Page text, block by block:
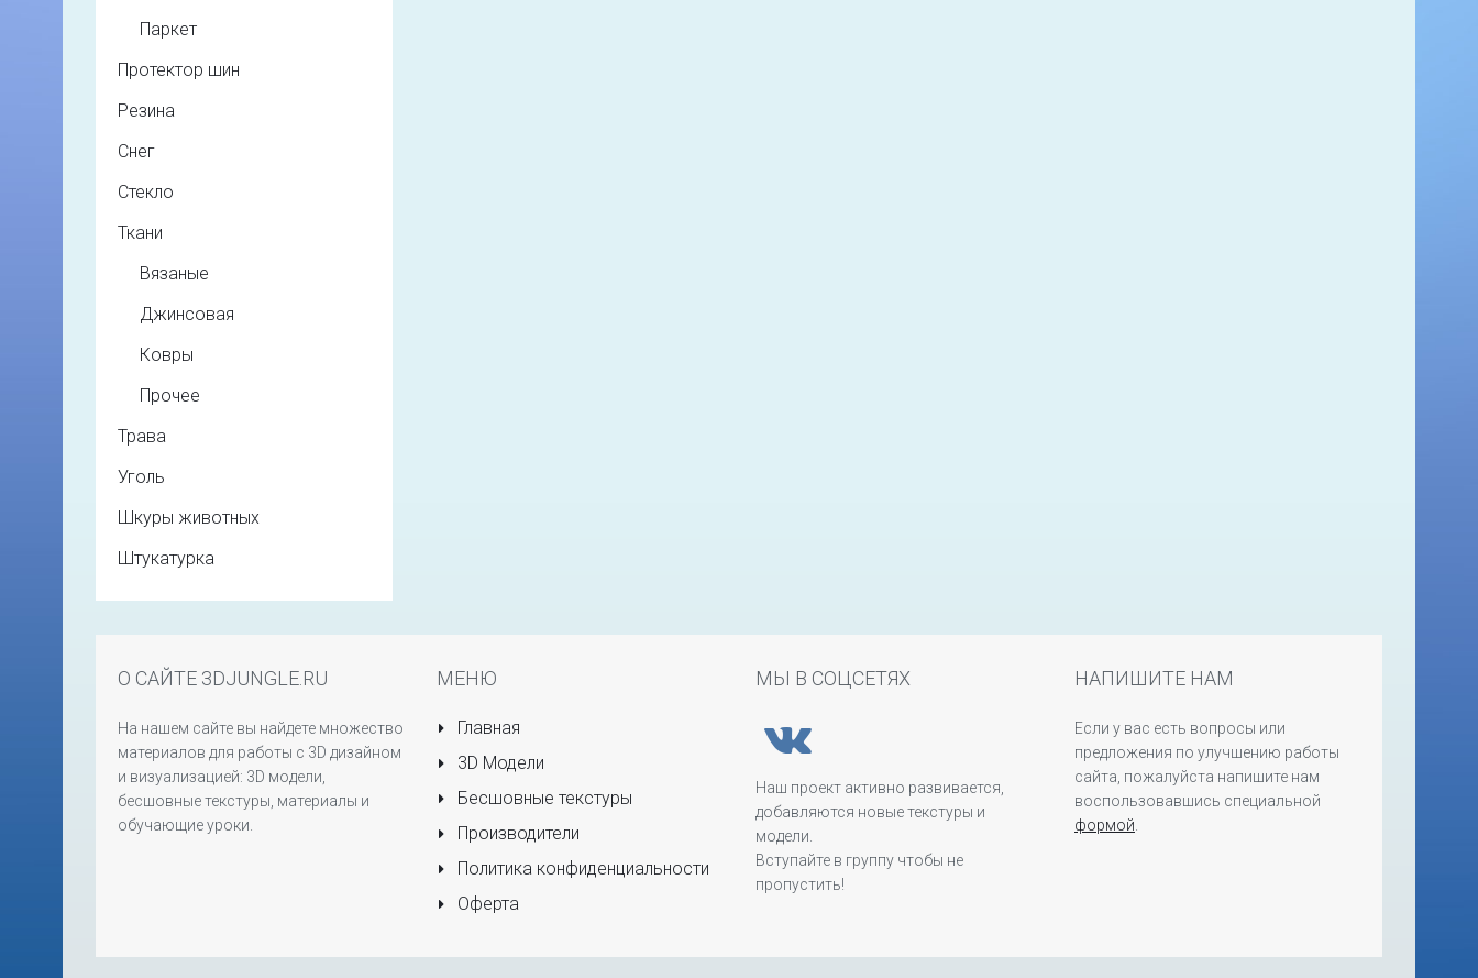
Паркет
Протектор шин
Резина
Снег
Стекло
Ткани
Вязаные
Джинсовая
Ковры
Прочее
Трава
Уголь
Шкуры животных
Штукатурка
О САЙТЕ 3DJUNGLE.RU
На нашем сайте вы найдете множество
материалов для работы с 3D дизайном
и визуализацией: 3D модели,
бесшовные текстуры, материалы и
обучающие уроки.
МЕНЮ
Главная
3D Модели
Бесшовные текстуры
Производители
Политика конфиденциальности
Оферта
МЫ В СОЦСЕТЯХ
Наш проект активно развивается,
добавляются новые текстуры и
модели.
Вступайте в группу чтобы не
пропустить!
НАПИШИТЕ НАМ
Если у вас есть вопросы или
предложения по улучшению работы
сайта, пожалуйста напишите нам
воспользовавшись специальной
формой